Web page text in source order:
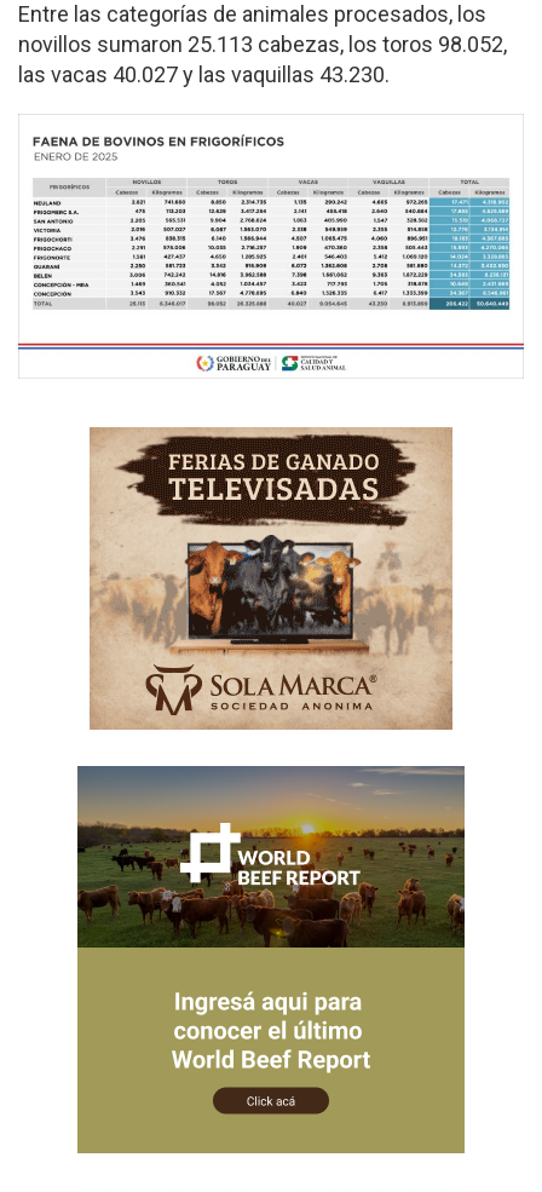
Entre las categorías de animales procesados, los
novillos sumaron 25.113 cabezas, los toros 98.052,
las vacas 40.027 y las vaquillas 43.230.